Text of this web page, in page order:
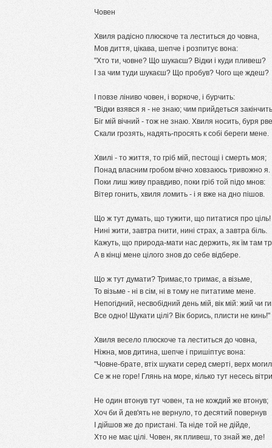
Човен
Хвиля радісно плюскоче та леститься до човна,
Мов диття, цікава, шепче і розпитує вона:
"Хто ти, човне? Що шукаєш? Відки і куди пливеш?
І за чим туди шукаєш? Що пробув? Чого ще ждеш?
І повзе ліниво човен, і воркоче, і бурчить:
"Відки взявся я - не знаю; чим прийдеться закінчить
Біг мій вічний - тож не знаю. Хвиля носить, буря
Скали грозять, надять-просять к собі береги мене.
Хвилі - то життя, то гріб мій, пестощі і смерть моя;
Понад власним гробом вічно ховзаюсь тривожно я.
Поки лиш живу правдиво, поки гріб той підо мнов:
Вітер гонить, хвиля ломить - і я вже на дно пішов.
Що ж тут думать, що тужити, що питатися про ціль!
Нині жити, завтра гнити, нині страх, а завтра біль.
Кажуть, що природа-мати нас держить, як їм там
А в кінці мене цілого знов до себе відбере.
Що ж тут думати? Тримає,то тримає, а візьме,
То візьме - ні в сім, ні в тому не питатиме мене.
Непогідний, несвобідний день мій, вік мій: жий чи
Все одно! Шукати цілі? Вік борись, плисти не кинь!"
Хвиля весело плюскоче та леститься до човна,
Ніжна, мов дитина, шепче і пришіптує вона:
"Човне-брате, втіх шукати серед смерті, верх
Се ж не горе! Глянь на море, кілько тут несесь
Не один втонув тут човен, та не кождий же втонув;
Хоч би й дев'ять не вернуло, то десятий повернув
І дійшов же до пристані. Та ніде той не дійде,
Хто не має цілі. Човен, як пливеш, то знай же, де!